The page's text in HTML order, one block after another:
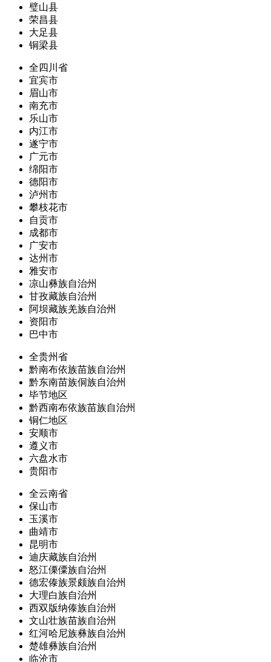
璧山县
荣昌县
大足县
铜梁县
全四川省
宜宾市
眉山市
南充市
乐山市
内江市
遂宁市
广元市
绵阳市
德阳市
泸州市
攀枝花市
自贡市
成都市
广安市
达州市
雅安市
凉山彝族自治州
甘孜藏族自治州
阿坝藏族羌族自治州
资阳市
巴中市
全贵州省
黔南布依族苗族自治州
黔东南苗族侗族自治州
毕节地区
黔西南布依族苗族自治州
铜仁地区
安顺市
遵义市
六盘水市
贵阳市
全云南省
保山市
玉溪市
曲靖市
昆明市
迪庆藏族自治州
怒江傈僳族自治州
德宏傣族景颇族自治州
大理白族自治州
西双版纳傣族自治州
文山壮族苗族自治州
红河哈尼族彝族自治州
楚雄彝族自治州
临沧市